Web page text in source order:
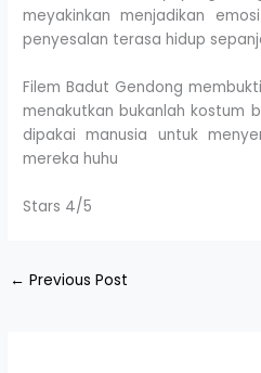
meyakinkan menjadikan
penyesalan terasa hidup
Filem Badut Gendong
menakutkan bukanlah kostum
dipakai manusia untuk
mereka huhu
Stars 4/5
← Previous Post